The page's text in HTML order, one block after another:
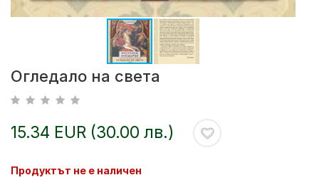
Огледало на света
15.34 EUR (30.00 лв.)
Продуктът не е наличен